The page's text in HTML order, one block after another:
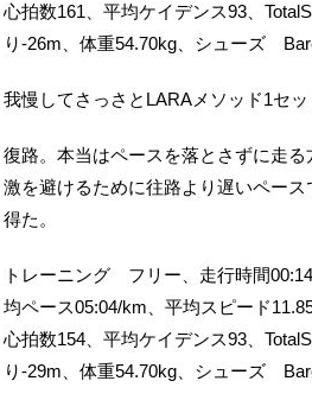
心拍数161、平均ケイデンス93、
り-26m、体重54.70kg、シューズ
我慢してさっさとLARAメソッド1セ
復路。本当はペースを落とさずに走
激を避けるために往路より遅いペー
得た。
トレーニング フリー、走行時間
均ペース05:04/km、平均スピード
心拍数154、平均ケイデンス93、
り-29m、体重54.70kg、シューズ